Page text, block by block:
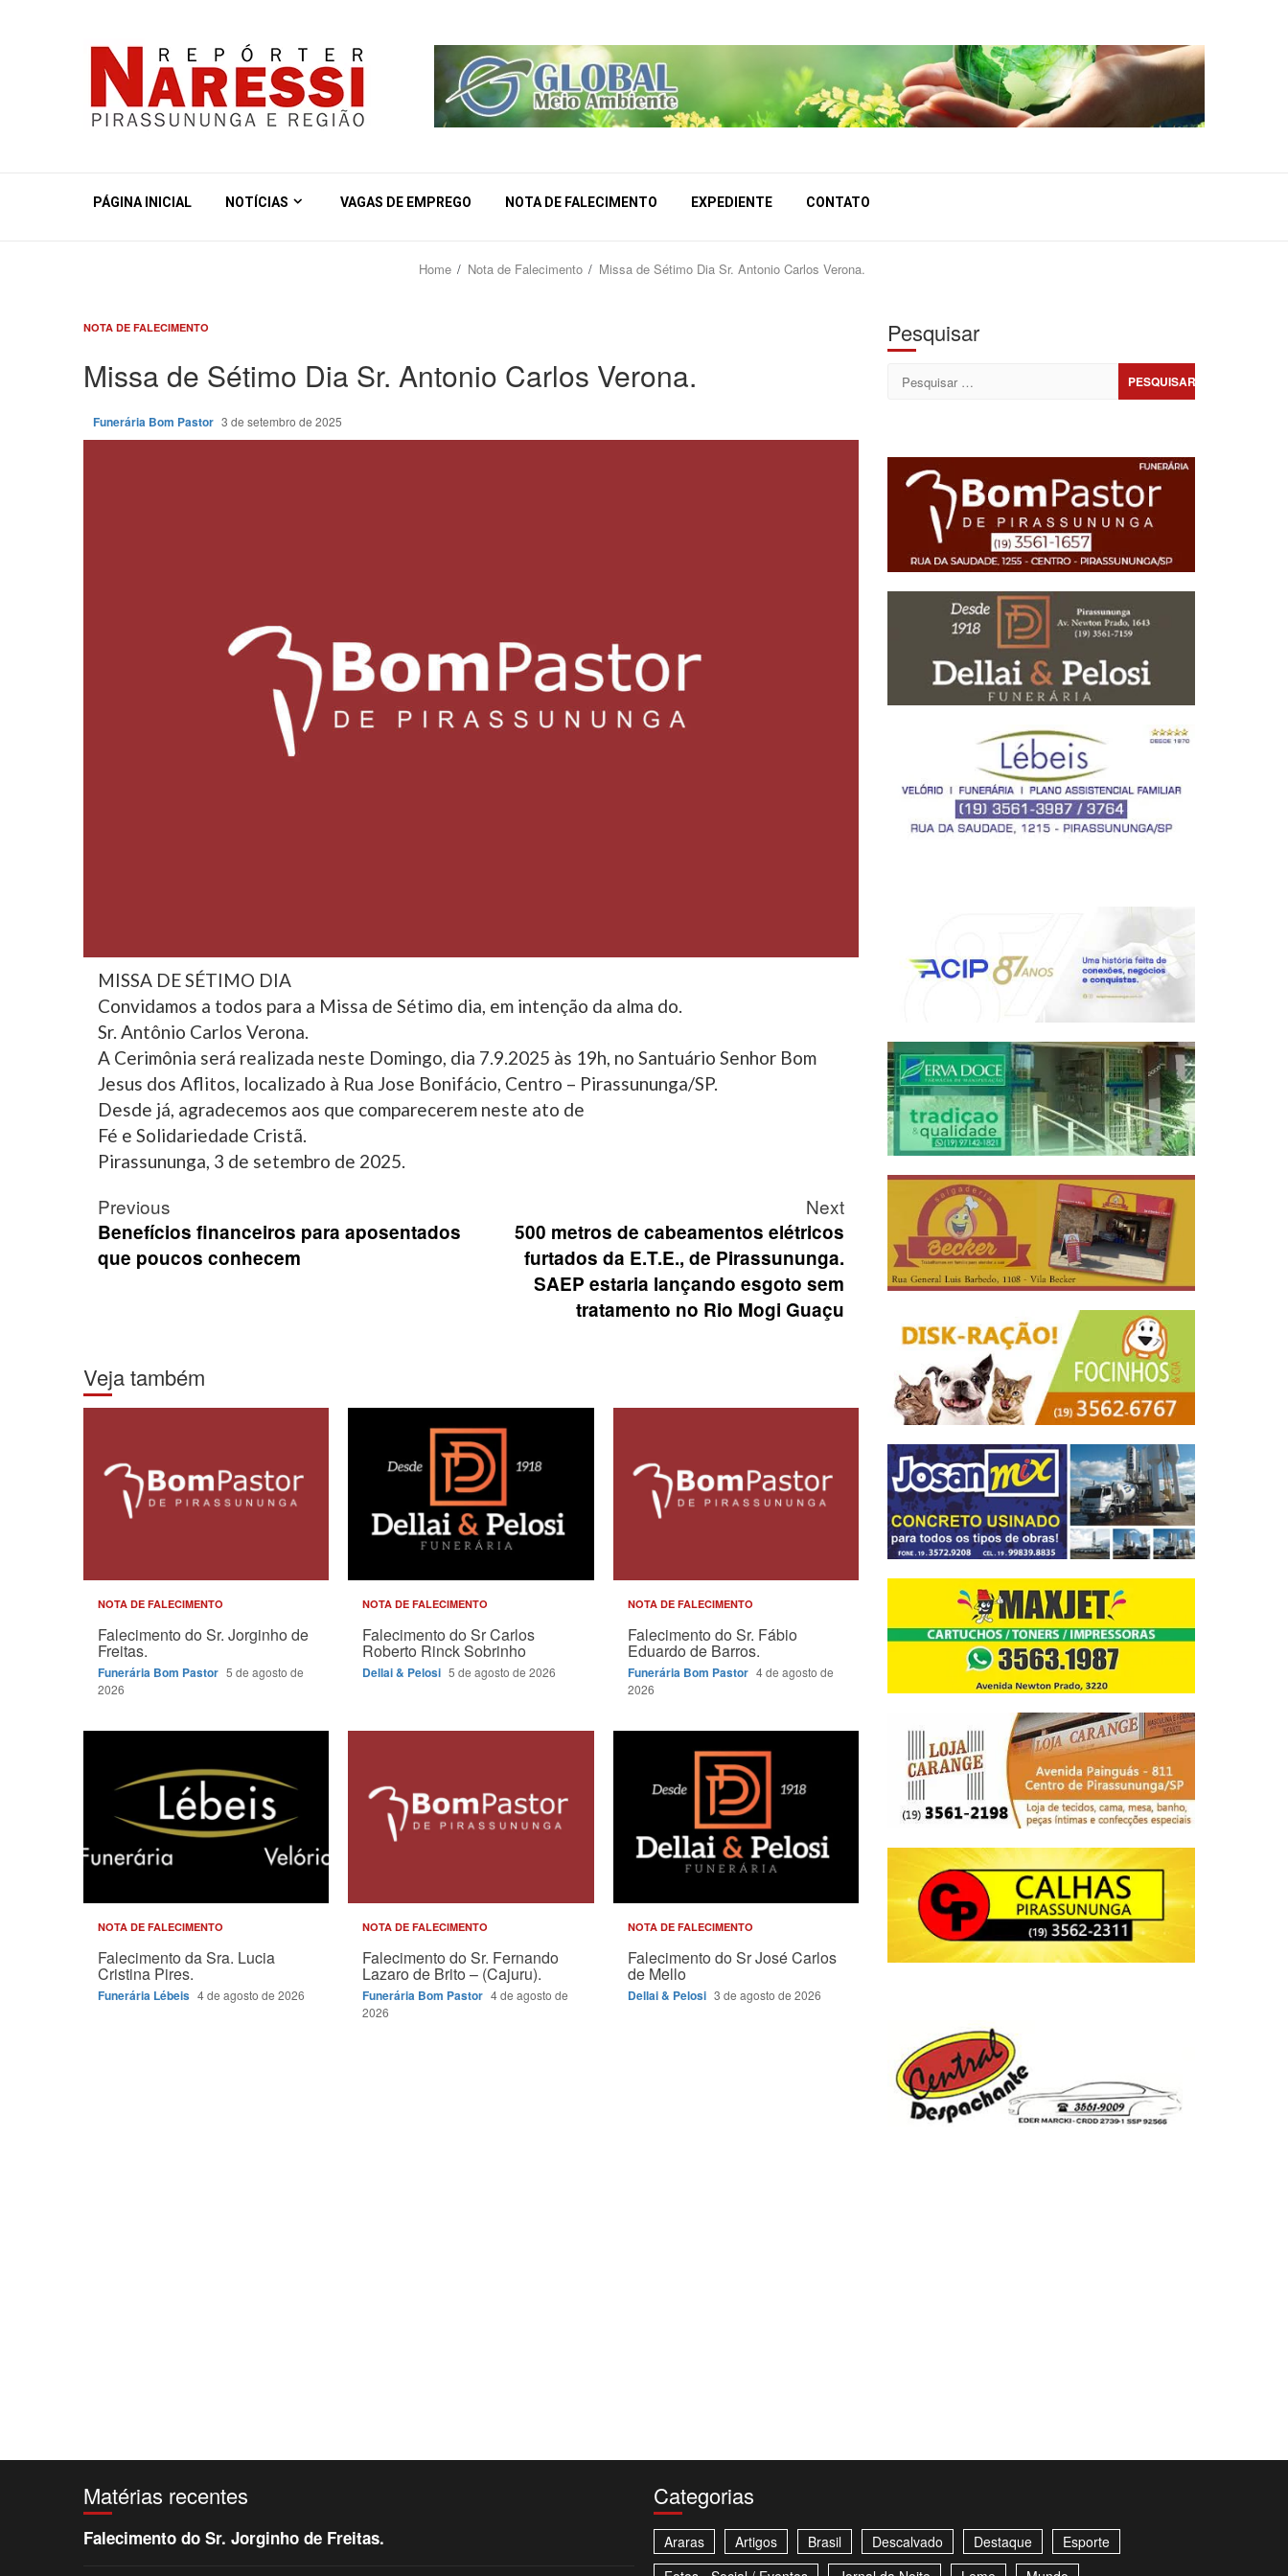
PÁGINA INICIAL NOTÍCIAS VAGAS DE EMPREGO NOTA DE FALECIMENTO EXPEDIENTE CONTATO
Home Nota de Falecimento Missa de Sétimo Dia Sr. Antonio Carlos Verona.
NOTA DE FALECIMENTO
Missa de Sétimo Dia Sr. Antonio Carlos Verona.
Funerária Bom Pastor 3 de setembro de 2025
MISSA DE SÉTIMO DIA
Convidamos a todos para a Missa de Sétimo dia, em intenção da alma do.
Sr. Antônio Carlos Verona.
A Cerimônia será realizada neste Domingo, dia 7.9.2025 às 19h, no Santuário Senhor Bom
Jesus dos Aflitos, localizado à Rua Jose Bonifácio, Centro – Pirassununga/SP.
Desde já, agradecemos aos que comparecerem neste ato de
Fé e Solidariedade Cristã.
Pirassununga, 3 de setembro de 2025.
Post
navigation
Previous
Benefícios financeiros para aposentados
que poucos conhecem
Next
500 metros de cabeamentos elétricos
furtados da E.T.E., de Pirassununga.
SAEP estaria lançando esgoto sem
tratamento no Rio Mogi Guaçu
Veja também
NOTA DE FALECIMENTO
Falecimento do Sr. Jorginho de
Freitas.
Funerária Bom Pastor 5 de agosto de
2026
NOTA DE FALECIMENTO
Falecimento do Sr Carlos
Roberto Rinck Sobrinho
Dellai & Pelosi 5 de agosto de 2026
NOTA DE FALECIMENTO
Falecimento do Sr. Fábio
Eduardo de Barros.
Funerária Bom Pastor 4 de agosto de
2026
NOTA DE FALECIMENTO
Falecimento da Sra. Lucia
Cristina Pires.
Funerária Lébeis 4 de agosto de 2026
NOTA DE FALECIMENTO
Falecimento do Sr. Fernando
Lazaro de Brito – (Cajuru).
Funerária Bom Pastor 4 de agosto de
2026
NOTA DE FALECIMENTO
Falecimento do Sr José Carlos
de Mello
Dellai & Pelosi 3 de agosto de 2026
Pesquisar
Pesquisar
Matérias recentes
Falecimento do Sr. Jorginho de Freitas.
Categorias
Araras Artigos Brasil Descalvado Destaque
Esporte